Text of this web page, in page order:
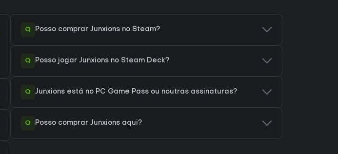
Q Posso comprar Junxions no Steam?
Q Posso jogar Junxions no Steam Deck?
Q Junxions está no PC Game Pass ou noutras assinaturas?
Q Posso comprar Junxions aqui?